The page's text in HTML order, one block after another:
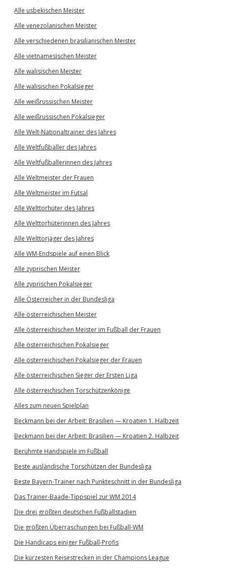
Alle usbekischen Meister
Alle venezolanischen Meister
Alle verschiedenen brasilianischen Meister
Alle vietnamesischen Meister
Alle walisischen Meister
Alle walisischen Pokalsieger
Alle weißrussischen Meister
Alle weißrussischen Pokalsieger
Alle Welt-Nationaltrainer des Jahres
Alle Weltfußballer des Jahres
Alle Weltfußballerinnen des Jahres
Alle Weltmeister der Frauen
Alle Weltmeister im Futsal
Alle Welttorhüter des Jahres
Alle Welttorhüterinnen des Jahres
Alle Welttorjäger des Jahres
Alle WM-Endspiele auf einen Blick
Alle zyprischen Meister
Alle zyprischen Pokalsieger
Alle Österreicher in der Bundesliga
Alle österreichischen Meister
Alle österreichischen Meister im Fußball der Frauen
Alle österreichischen Pokalsieger
Alle österreichischen Pokalsieger der Frauen
Alle österreichischen Sieger der Ersten Liga
Alle österreichischen Torschützenkönige
Alles zum neuen Spielplan
Beckmann bei der Arbeit: Brasilien — Kroatien 1. Halbzeit
Beckmann bei der Arbeit: Brasilien — Kroatien 2. Halbzeit
Berühmte Handspiele im Fußball
Beste ausländische Torschützen der Bundesliga
Beste Bayern-Trainer nach Punkteschnitt in der Bundesliga
Das Trainer-Baade-Tippspiel zur WM 2014
Die drei größten deutschen Fußballstadien
Die größten Überraschungen bei Fußball-WM
Die Handicaps einiger Fußball-Profis
Die kürzesten Reisestrecken in der Champions League